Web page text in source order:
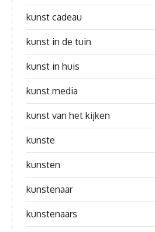
kunst cadeau
kunst in de tuin
kunst in huis
kunst media
kunst van het kijken
kunste
kunsten
kunstenaar
kunstenaars